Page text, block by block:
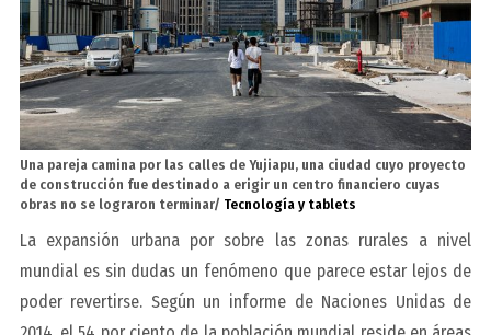
Una pareja camina por las calles de Yujiapu, una ciudad cuyo proyecto
de construcción fue destinado a erigir un centro financiero cuyas
obras no se lograron terminar/ Tecnología y tablets
La expansión urbana por sobre las zonas rurales a nivel
mundial es sin dudas un fenómeno que parece estar lejos de
poder revertirse. Según un informe de Naciones Unidas de